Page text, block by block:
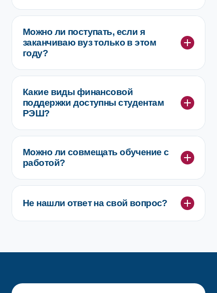
Можно ли поступать, если я
заканчиваю вуз только в этом
году?
Какие виды финансовой
поддержки доступны студентам
РЭШ?
Можно ли совмещать обучение с
работой?
Не нашли ответ на свой вопрос?